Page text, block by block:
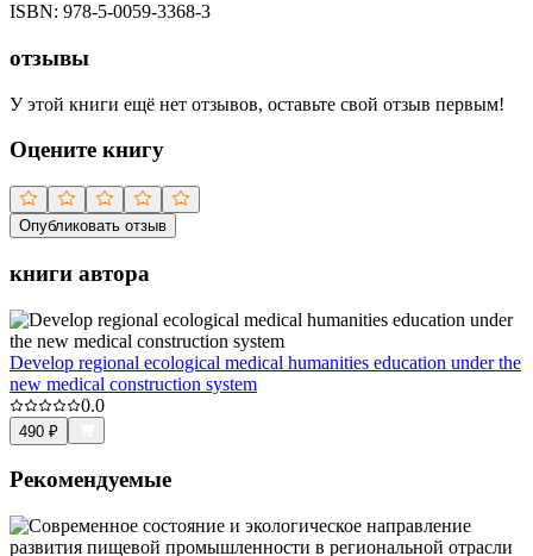
ISBN: 978-5-0059-3368-3
отзывы
У этой книги ещё нет отзывов, оставьте свой отзыв первым!
Оцените книгу
Опубликовать отзыв
книги автора
Develop regional ecological medical humanities education under the
new medical construction system
0.0
490 ₽
Рекомендуемые